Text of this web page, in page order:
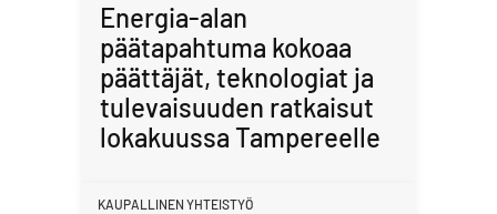
Energia-alan
päätapahtuma kokoaa
päättäjät, teknologiat ja
tulevaisuuden ratkaisut
lokakuussa Tampereelle
KAUPALLINEN YHTEISTYÖ